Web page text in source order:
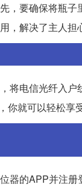
，要确保将瓶
解决了主人担
电信光纤入户
就可以轻松享
器的APP并注